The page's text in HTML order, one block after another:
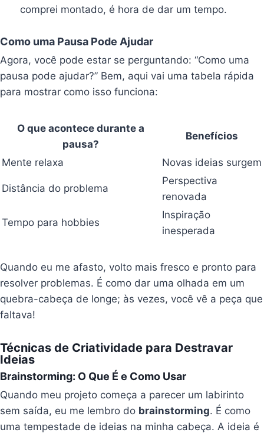
comprei montado, é hora de dar um tempo.
Como uma Pausa Pode Ajudar
Agora, você pode estar se perguntando: “Como uma
pausa pode ajudar?” Bem, aqui vai uma tabela rápida
para mostrar como isso funciona:
O que acontece durante a
pausa?
Benefícios
Mente relaxa Novas ideias surgem
Distância do problema
Perspectiva
renovada
Tempo para hobbies
Inspiração
inesperada
Quando eu me afasto, volto mais fresco e pronto para
resolver problemas. É como dar uma olhada em um
quebra-cabeça de longe; às vezes, você vê a peça que
faltava!
Técnicas de Criatividade para Destravar
Ideias
Brainstorming: O Que É e Como Usar
Quando meu projeto começa a parecer um labirinto
sem saída, eu me lembro do brainstorming. É como
uma tempestade de ideias na minha cabeça. A ideia é